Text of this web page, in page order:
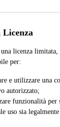
licenza limitata,
per:
e utilizzare una
autorizzato;
funzionalità
uso sia